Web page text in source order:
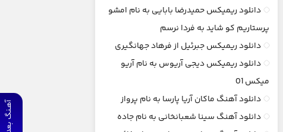
آهـنگ بعدی
دانلود ریمیکس حمیدرضا بابایی به نام امشو
پرستاریم کو شاید به فردا نرسم
دانلود ریمیکس جبرئیل از فرهاد جهانگیری
دانلود ریمیکس دیجی آریوس به نام آریو
میکس 01
دانلود آهنگ ماکان آریا پارسا به نام پرواز
دانلود آهنگ سینا شعبانخانی به نام جاده